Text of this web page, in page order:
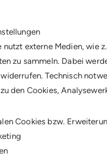
nutzt externe Medien, wie
zu sammeln. Dabei
Technisch
den Cookies,
Cookies bzw.